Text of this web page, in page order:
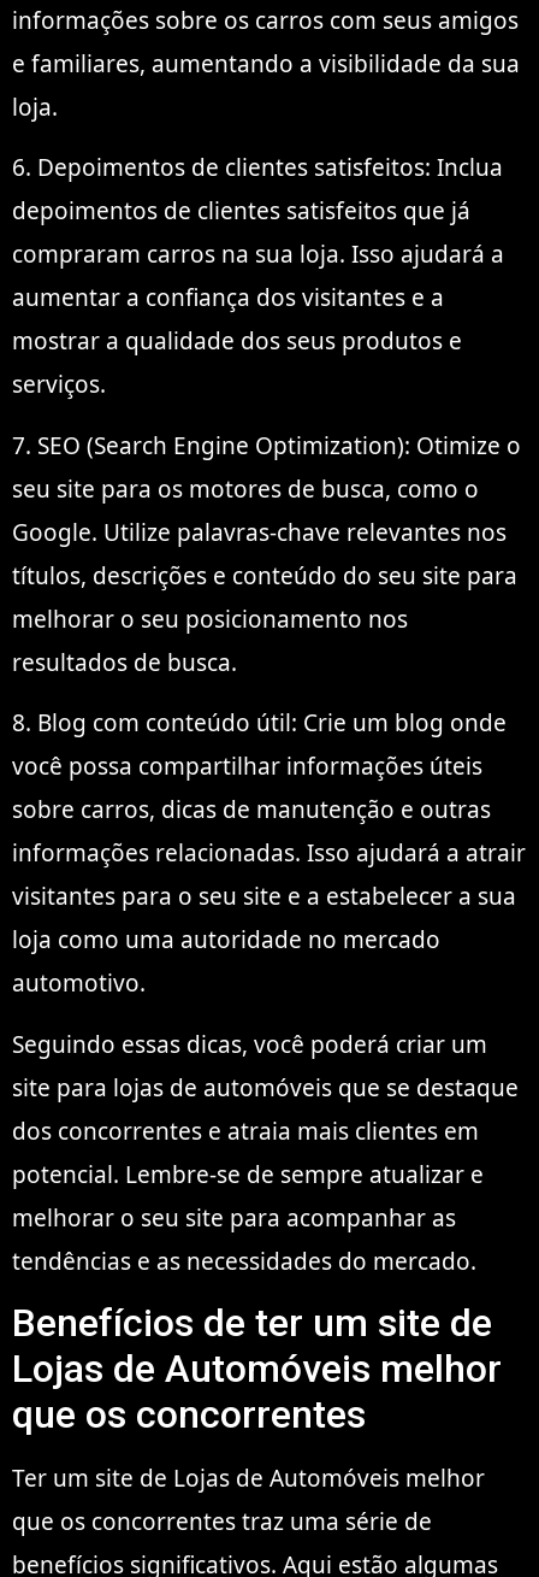
informações sobre os carros com seus amigos
e familiares, aumentando a visibilidade da sua
loja.
6. Depoimentos de clientes satisfeitos: Inclua
depoimentos de clientes satisfeitos que já
compraram carros na sua loja. Isso ajudará a
aumentar a confiança dos visitantes e a
mostrar a qualidade dos seus produtos e
serviços.
7. SEO (Search Engine Optimization): Otimize o
seu site para os motores de busca, como o
Google. Utilize palavras-chave relevantes nos
títulos, descrições e conteúdo do seu site para
melhorar o seu posicionamento nos
resultados de busca.
8. Blog com conteúdo útil: Crie um blog onde
você possa compartilhar informações úteis
sobre carros, dicas de manutenção e outras
informações relacionadas. Isso ajudará a atrair
visitantes para o seu site e a estabelecer a sua
loja como uma autoridade no mercado
automotivo.
Seguindo essas dicas, você poderá criar um
site para lojas de automóveis que se destaque
dos concorrentes e atraia mais clientes em
potencial. Lembre-se de sempre atualizar e
melhorar o seu site para acompanhar as
tendências e as necessidades do mercado.
Benefícios de ter um site de
Lojas de Automóveis melhor
que os concorrentes
Ter um site de Lojas de Automóveis melhor
que os concorrentes traz uma série de
benefícios significativos. Aqui estão algumas